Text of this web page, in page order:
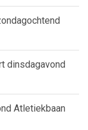
dinsdagavond
Atletiekbaan